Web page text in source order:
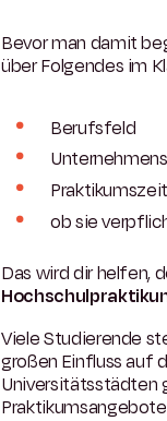
Bevor man damit
über Folgendes im
Berufsfeld
ob sie
Das wird dir helfen,
Viele Studierende
großen Einfluss auf
Universitätsstädten